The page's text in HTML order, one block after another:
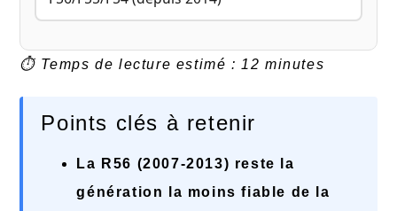
⏱ Temps de lecture estimé : 12 minutes
Points clés à retenir
La R56 (2007-2013) reste la
génération la moins fiable de la